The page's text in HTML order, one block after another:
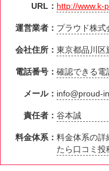
URL： http://www.k-
運営業者： プラウド株式
会社住所：東京都品川区
電話番号：確認できる電
メール： info@proud-
責任者：谷本誠
料金体系：料金体系の詳
たら口コミ投